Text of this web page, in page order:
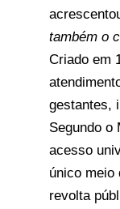
também o
Criado em
gestantes,
Segundo o
acesso
único meio
revolta